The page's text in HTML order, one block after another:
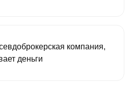
компания,
деньги